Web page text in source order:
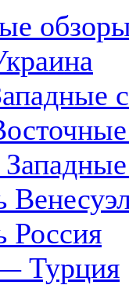
Россия
Турция